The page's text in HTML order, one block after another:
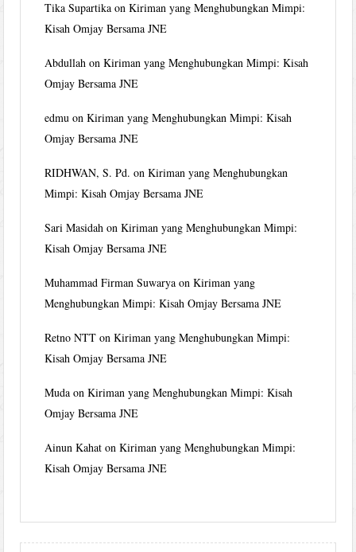
Tika Supartika onKiriman yang Menghubungkan Mimpi:
Kisah Omjay Bersama JNE
Abdullah onKiriman yang Menghubungkan Mimpi: Kisah
Omjay Bersama JNE
edmu onKiriman yang Menghubungkan Mimpi: Kisah
Omjay Bersama JNE
RIDHWAN, S. Pd. onKiriman yang Menghubungkan
Mimpi: Kisah Omjay Bersama JNE
Sari Masidah onKiriman yang Menghubungkan Mimpi:
Kisah Omjay Bersama JNE
Muhammad Firman Suwarya onKiriman yang
Menghubungkan Mimpi: Kisah Omjay Bersama JNE
Retno NTT onKiriman yang Menghubungkan Mimpi:
Kisah Omjay Bersama JNE
Muda onKiriman yang Menghubungkan Mimpi: Kisah
Omjay Bersama JNE
Ainun Kahat onKiriman yang Menghubungkan Mimpi:
Kisah Omjay Bersama JNE